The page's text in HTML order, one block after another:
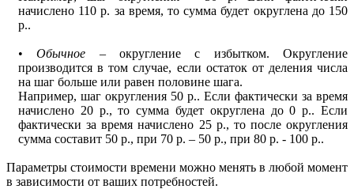
начислено 110 р. за время, то сумма будет округлена до 150
р..
•Обычное – округление с избытком. Округление
производится в том случае, если остаток от деления числа
на шаг больше или равен половине шага.
Например, шаг округления 50 р.. Если фактически за время
начислено 20 р., то сумма будет округлена до 0 р.. Если
фактически за время начислено 25 р., то после округления
сумма составит 50 р., при 70 р. – 50 р., при 80 р. - 100 р..
Параметры стоимости времени можно менять в любой момент
в зависимости от ваших потребностей.